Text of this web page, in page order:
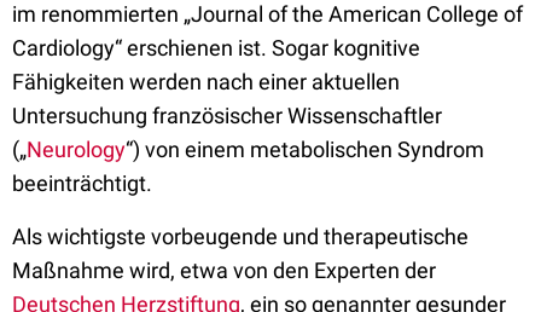
im renommierten „Journal of the American College of
Cardiology“ erschienen ist. Sogar kognitive
Fähigkeiten werden nach einer aktuellen
Untersuchung französischer Wissenschaftler
(„Neurology“) von einem metabolischen Syndrom
beeinträchtigt.
Als wichtigste vorbeugende und therapeutische
Maßnahme wird, etwa von den Experten der
Deutschen Herzstiftung, ein so genannter gesunder